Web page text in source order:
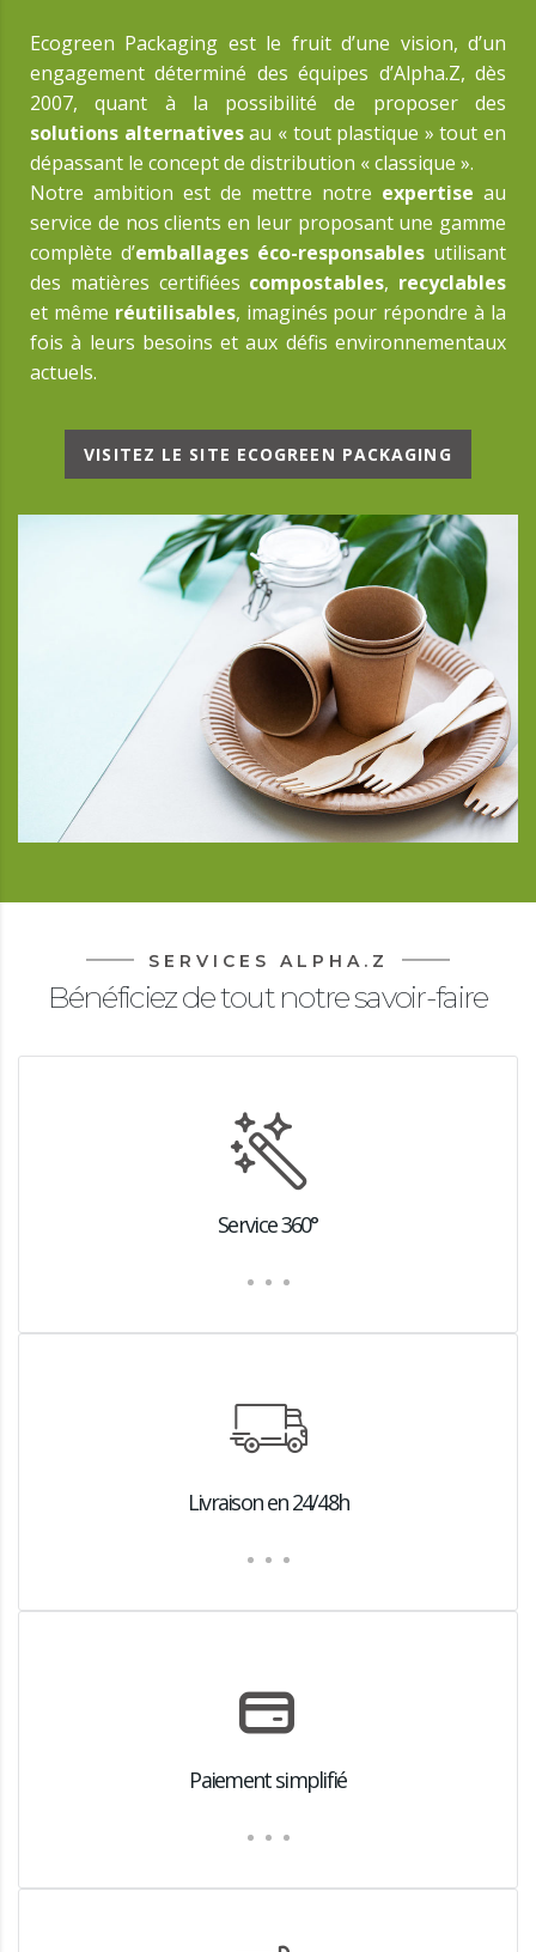
Ecogreen Packaging est le fruit d’une vision, d’un
engagement déterminé des équipes d’Alpha.Z, dès
2007, quant à la possibilité de proposer des
solutions alternativesau « tout plastique » tout en
dépassant le concept de distribution « classique ».
Notre ambition est de mettre notre expertise au
service de nos clients en leur proposant une gamme
complète d’emballages éco-responsables utilisant
des matières certifiées compostables, recyclables
et même réutilisables, imaginés pour répondre à la
fois à leurs besoins et aux défis environnementaux
actuels.
VISITEZ LE SITE ECOGREEN PACKAGING
SERVICES ALPHA.Z
Bénéficiez de tout notre savoir-faire
Service 360°
Livraison en 24/48h
Paiement simplifié